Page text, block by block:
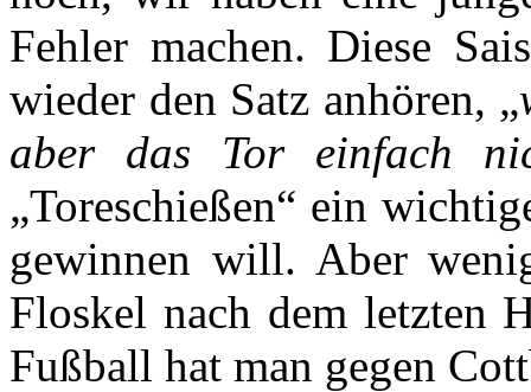
Fehler machen. Diese
wieder den Satz anhören, „
aber das Tor einfach
„Toreschießen“ ein
gewinnen will. Aber
Floskel nach dem letzten
Fußball hat man gegen